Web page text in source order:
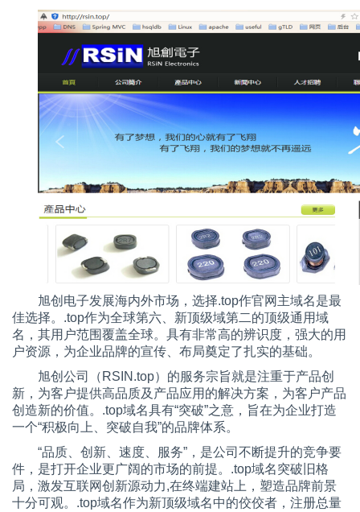
旭创电子发展海内外市场，选择.top作官网主域名是最
佳选择。.top作为全球第六、新顶级域第二的顶级通用域
名，其用户范围覆盖全球。具有非常高的辨识度，强大的用
户资源，为企业品牌的宣传、布局奠定了扎实的基础。
旭创公司（RSIN.top）的服务宗旨就是注重于产品创
新，为客户提供高品质及产品应用的解决方案，为客户产品
创造新的价值。.top域名具有“突破”之意，旨在为企业打造
一个“积极向上、突破自我”的品牌体系。
“品质、创新、速度、服务”，是公司不断提升的竞争要
件，是打开企业更广阔的市场的前提。.top域名突破旧格
局，激发互联网创新源动力,在终端建站上，塑造品牌前景
十分可观。.top域名作为新顶级域名中的佼佼者，注册总量